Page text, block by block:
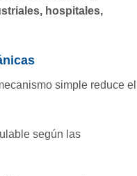
hospitales,
simple reduce el
según las